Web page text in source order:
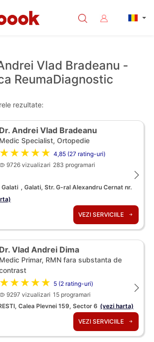
Vlad Bradeanu -
ReumaDiagnostic
rezultate:
Dr. Andrei Vlad Bradeanu
Medic Specialist, Ortopedie
★★★★★ 4,85 (27 rating-uri)
9726 vizualizari 283 programari
, Galati, Str. G-ral Alexandru Cernat nr.
VEZI SERVICIILE
Dr. Vlad Andrei Dima
Medic Primar, RMN fara substanta de
★★★★★ 5 (2 rating-uri)
9297 vizualizari 15 programari
Calea Plevnei 159, Sector 6 (vezi harta)
VEZI SERVICIILE